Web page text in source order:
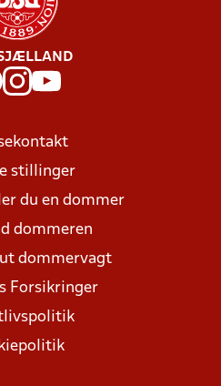
stillinger
du en dommer
dommeren
dommervagt
Forsikringer